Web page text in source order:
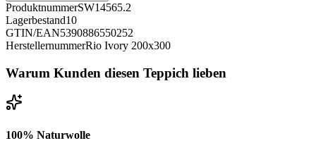
ProduktnummerSW14565.2
Lagerbestand10
GTIN/EAN5390886550252
HerstellernummerRio Ivory 200x300
Warum Kunden diesen Teppich lieben
100% Naturwolle